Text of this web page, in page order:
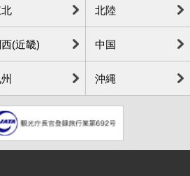
北陸
(近畿) 中国
沖縄